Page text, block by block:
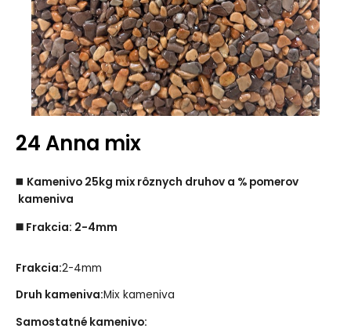
24 Anna mix
◼️ Kamenivo 25kg mix rôznych druhov a % pomerov
kameniva
◼️ Frakcia: 2-4mm
Frakcia:2-4mm
Druh kameniva:Mix kameniva
Samostatné kamenivo: